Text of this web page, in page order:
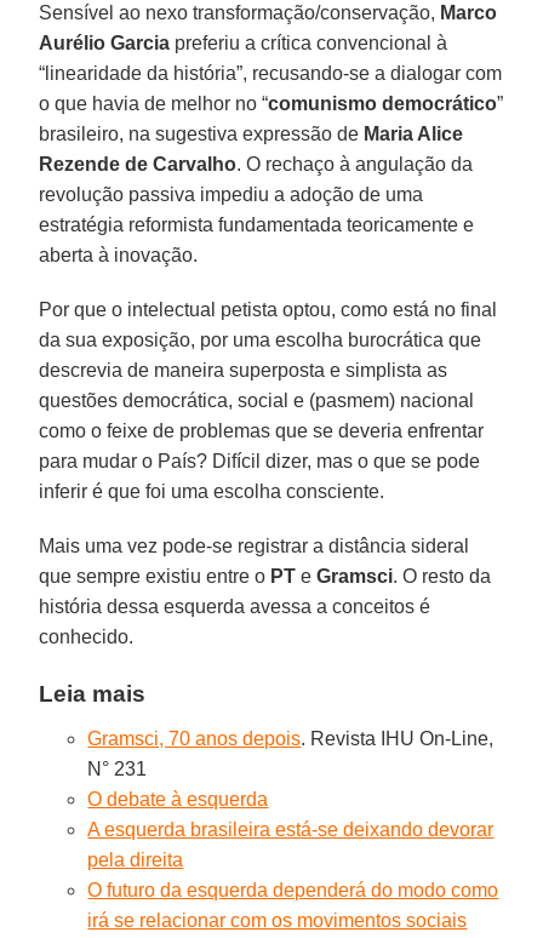
Sensível ao nexo transformação/conservação, Marco
Aurélio Garcia preferiu a crítica convencional à
“linearidade da história”, recusando-se a dialogar com
o que havia de melhor no “comunismo democrático”
brasileiro, na sugestiva expressão de Maria Alice
Rezende de Carvalho. O rechaço à angulação da
revolução passiva impediu a adoção de uma
estratégia reformista fundamentada teoricamente e
aberta à inovação.
Por que o intelectual petista optou, como está no final
da sua exposição, por uma escolha burocrática que
descrevia de maneira superposta e simplista as
questões democrática, social e (pasmem) nacional
como o feixe de problemas que se deveria enfrentar
para mudar o País? Difícil dizer, mas o que se pode
inferir é que foi uma escolha consciente.
Mais uma vez pode-se registrar a distância sideral
que sempre existiu entre o PTe Gramsci. O resto da
história dessa esquerda avessa a conceitos é
conhecido.
Leia mais
Gramsci, 70 anos depois. Revista IHU On-Line,
N° 231
O debate à esquerda
A esquerda brasileira está-se deixando devorar
pela direita
O futuro da esquerda dependerá do modo como
irá se relacionar com os movimentos sociais